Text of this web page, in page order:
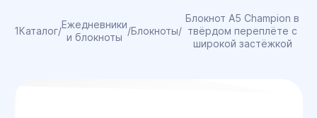
1Каталог/
Ежедневники
и блокноты
/Блокноты/
Блокнот A5 Champion в
твёрдом переплёте с
широкой застёжкой